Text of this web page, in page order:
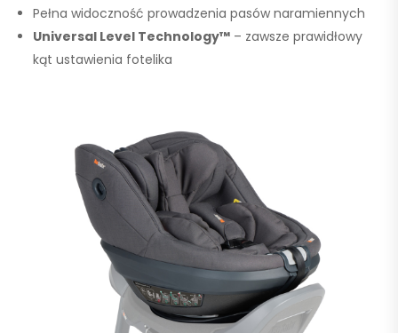
Pełna widoczność prowadzenia pasów naramiennych
Universal Level Technology™ – zawsze prawidłowy
kąt ustawienia fotelika